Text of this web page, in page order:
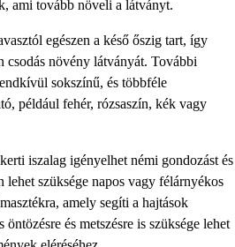
ami tovább növeli a látványt.
egészen a késő őszig tart, így
csodás növény látványát. További
sokszínű, és többféle
például fehér, rózsaszín, kék vagy
iszalag igényelhet némi gondozást és
lehet szüksége napos vagy félárnyékos
amely segíti a hajtások
öntözésre és metszésre is szüksége lehet